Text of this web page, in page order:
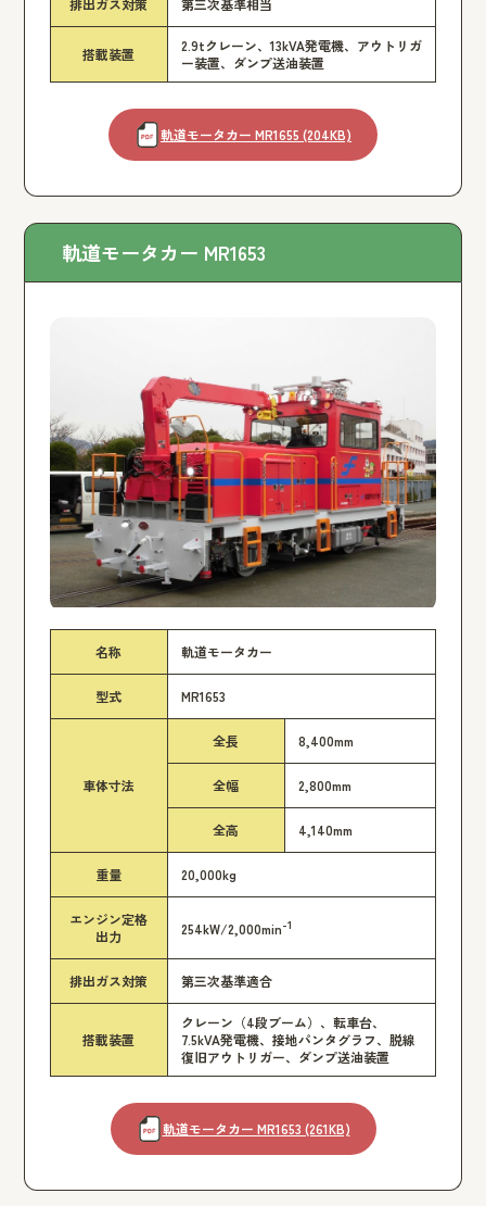
搭載装置
2.9tクレーン、13kVA発電機、アウトリガ
ー装置、ダンプ送油装置
軌道モータカー MR1655 (204KB)
軌道モータカー MR1653
名称 軌道モータカー
型式 MR1653
車体寸法
全長 8,400mm
全幅 2,800mm
全高 4,140mm
重量 20,000kg
エンジン定格
出力
254kW/2,000min-1
排出ガス対策 第三次基準適合
搭載装置
クレーン（4段ブーム）、転車台、
7.5kVA発電機、接地パンタグラフ、脱線
復旧アウトリガー、ダンプ送油装置
軌道モータカー MR1653 (261KB)